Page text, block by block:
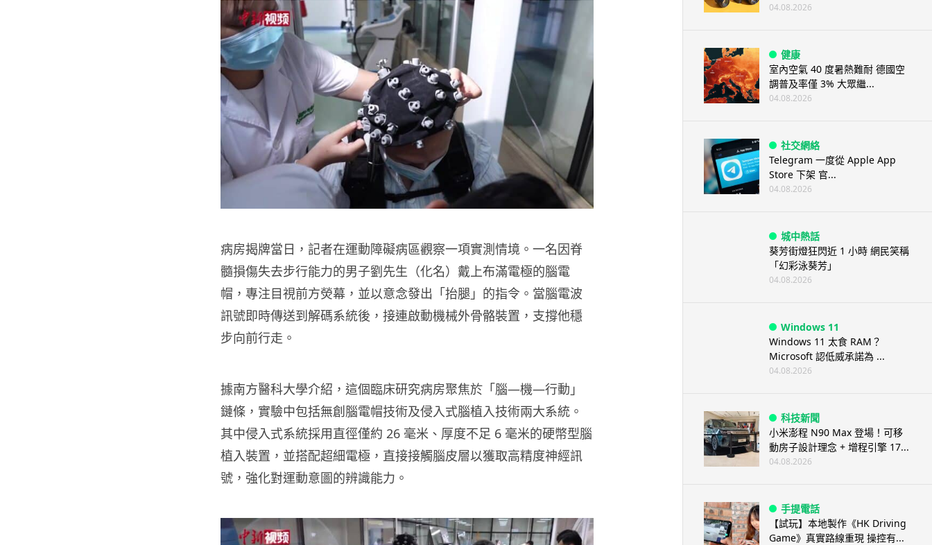
病房揭牌當日，記者在運動障礙病區觀察一項實測情境。一名因脊
髓損傷失去步行能力的男子劉先生（化名）戴上布滿電極的腦電
帽，專注目視前方熒幕，並以意念發出「抬腿」的指令。當腦電波
訊號即時傳送到解碼系統後，接連啟動機械外骨骼裝置，支撐他穩
步向前行走。
據南方醫科大學介紹，這個臨床研究病房聚焦於「腦—機—行動」
鏈條，實驗中包括無創腦電帽技術及侵入式腦植入技術兩大系統。
其中侵入式系統採用直徑僅約 26 毫米、厚度不足 6 毫米的硬幣型腦
植入裝置，並搭配超細電極，直接接觸腦皮層以獲取高精度神經訊
號，強化對運動意圖的辨識能力。
04.08.2026
健康
室內空氣 40 度暑熱難耐 德國空
調普及率僅 3% 大眾繼...
04.08.2026
社交網絡
Telegram 一度從 Apple App
Store 下架 官...
04.08.2026
城中熱話
葵芳街燈狂閃近 1 小時 網民笑稱
「幻彩泳葵芳」
04.08.2026
Windows 11
Windows 11 太食 RAM？
Microsoft 認低威承諾為 ...
04.08.2026
科技新聞
小米澎程 N90 Max 登場！可移
動房子設計理念 + 增程引擎 17...
04.08.2026
手提電話
【試玩】本地製作《HK Driving
Game》真實路線重現 操控有...